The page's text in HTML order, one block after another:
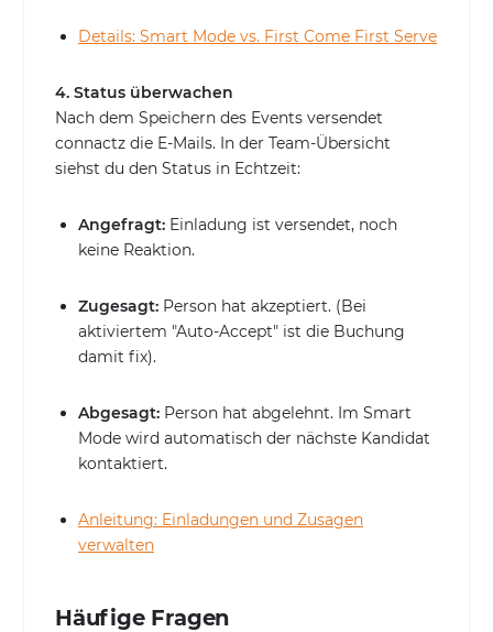
Details: Smart Mode vs. First Come First Serve
4. Status überwachen
Nach dem Speichern des Events versendet
connactz die E-Mails. In der Team-Übersicht
siehst du den Status in Echtzeit:
Angefragt: Einladung ist versendet, noch
keine Reaktion.
Zugesagt: Person hat akzeptiert. (Bei
aktiviertem "Auto-Accept" ist die Buchung
damit fix).
Abgesagt: Person hat abgelehnt. Im Smart
Mode wird automatisch der nächste Kandidat
kontaktiert.
Anleitung: Einladungen und Zusagen
verwalten
Häufige Fragen